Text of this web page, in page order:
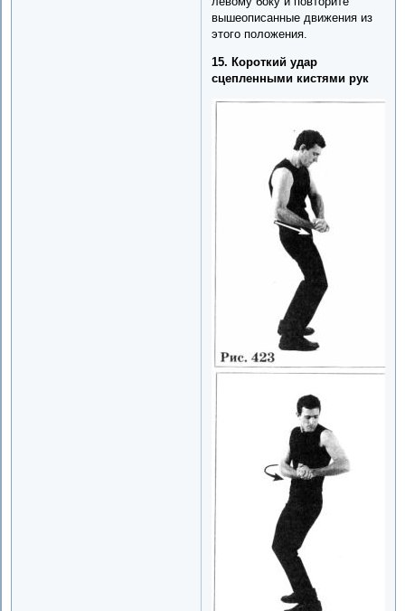
вышеописанные движения из
этого положения.
15. Короткий удар
сцепленными кистями рук